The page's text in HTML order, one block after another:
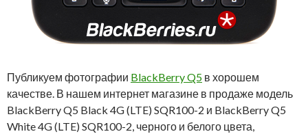
Публикуем фотографии BlackBerry Q5 в хорошем
качестве. В нашем интернет магазине в продаже модель
BlackBerry Q5 Black 4G (LTE) SQR100-2 и BlackBerry Q5
White 4G (LTE) SQR100-2, черного и белого цвета,